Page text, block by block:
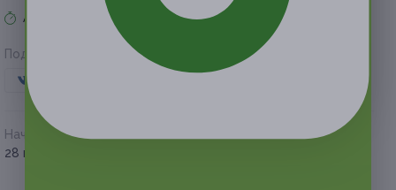
Акция завершена
Поделиться с друзьями
Начало действия
28 ноября 2019 г.